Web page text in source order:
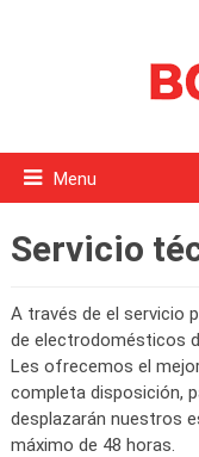
Menu
Servicio
A través de el servicio
de electrodomésticos
Les ofrecemos el
completa disposición,
desplazarán nuestros
máximo de 48 horas.